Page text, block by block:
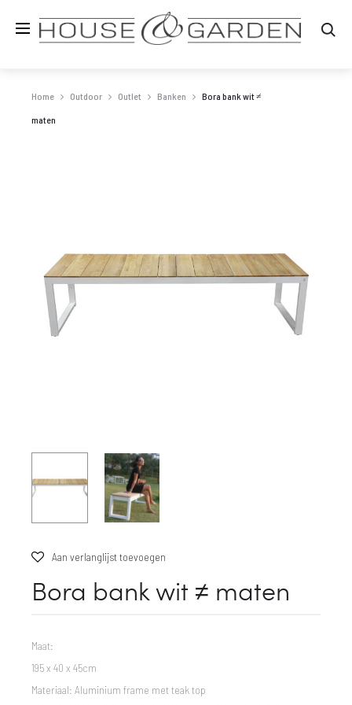
Home Outdoor Outlet Banken Bora bank wit ≠
maten
Aan verlanglijst toevoegen
Bora bank wit ≠ maten
Maat:
195 x 40 x 45cm
Materiaal: Aluminium frame met teak top